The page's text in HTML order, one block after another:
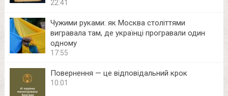
22:41
Чужими руками: як Москва століттями
вигравала там, де українці програвали один
одному
17:55
Повернення — це відповідальний крок
10:01